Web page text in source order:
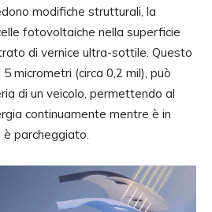
modifiche strutturali, la
fotovoltaiche nella superficie
di vernice ultra-sottile. Questo
micrometri (circa 0,2 mil), può
di un veicolo, permettendo al
continuamente mentre è in
è parcheggiato.